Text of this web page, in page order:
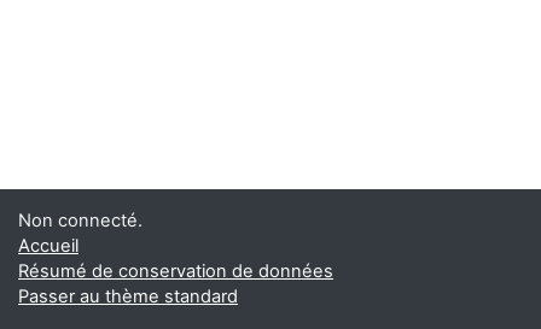
Non connecté.
Accueil
Résumé de conservation de données
Passer au thème standard